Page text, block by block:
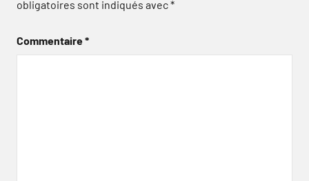
obligatoires sont indiqués avec*
Commentaire*